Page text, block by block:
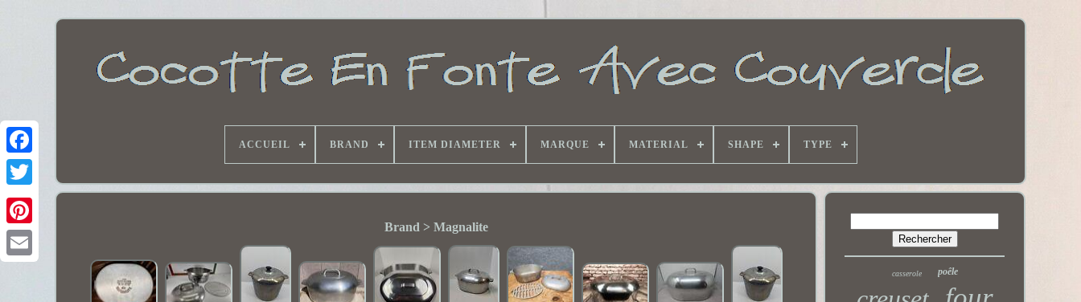
ACCUEIL BRAND ITEM DIAMETER MARQUE MATERIAL SHAPE TYPE
Brand > Magnalite
casserole poêle